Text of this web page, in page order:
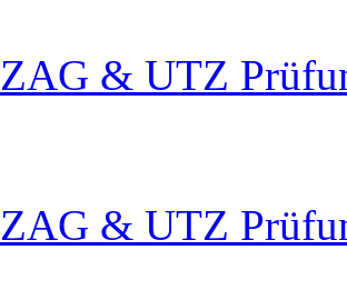
ZAG & UTZ
ZAG & UTZ